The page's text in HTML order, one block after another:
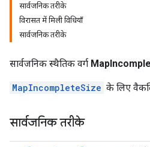
सार्वजनिक तरीके
विरासत में मिली विधियाँ
सार्वजनिक तरीके
सार्वजनिक स्थैतिक वर्ग
MapIncompleteSize के लिए
सार्वजनिक तरीके